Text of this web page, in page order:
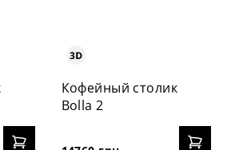
Кофейный столик
Bolla 2